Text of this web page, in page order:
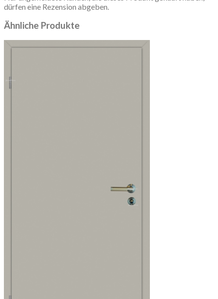
dürfen eine Rezension abgeben.
Ähnliche Produkte